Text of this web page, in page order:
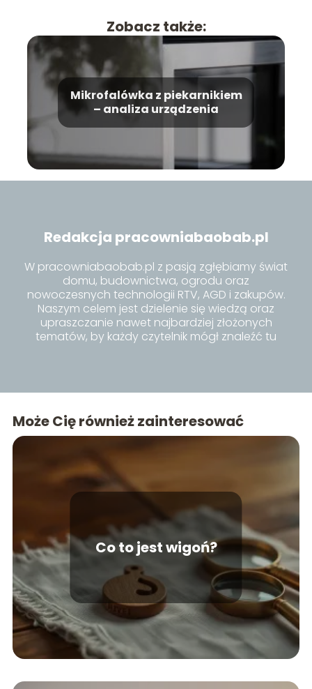
Zobacz także:
Mikrofalówka z piekarnikiem
– analiza urządzenia
Redakcja pracowniabaobab.pl
W pracowniabaobab.pl z pasją zgłębiamy świat
domu, budownictwa, ogrodu oraz
nowoczesnych technologii RTV, AGD i zakupów.
Naszym celem jest dzielenie się wiedzą oraz
upraszczanie nawet najbardziej złożonych
tematów, by każdy czytelnik mógł znaleźć tu
Może Cię również zainteresować
Co to jest wigoń?